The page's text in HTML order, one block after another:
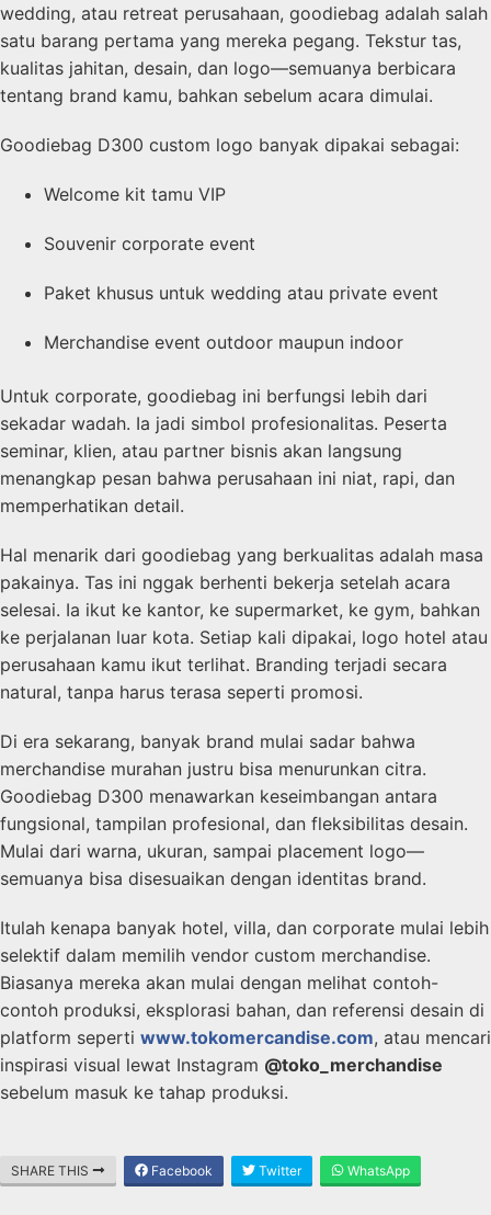
wedding, atau retreat perusahaan, goodiebag adalah salah
satu barang pertama yang mereka pegang. Tekstur tas,
kualitas jahitan, desain, dan logo—semuanya berbicara
tentang brand kamu, bahkan sebelum acara dimulai.
Goodiebag D300 custom logo banyak dipakai sebagai:
Welcome kit tamu VIP
Souvenir corporate event
Paket khusus untuk wedding atau private event
Merchandise event outdoor maupun indoor
Untuk corporate, goodiebag ini berfungsi lebih dari
sekadar wadah. Ia jadi simbol profesionalitas. Peserta
seminar, klien, atau partner bisnis akan langsung
menangkap pesan bahwa perusahaan ini niat, rapi, dan
memperhatikan detail.
Hal menarik dari goodiebag yang berkualitas adalah masa
pakainya. Tas ini nggak berhenti bekerja setelah acara
selesai. Ia ikut ke kantor, ke supermarket, ke gym, bahkan
ke perjalanan luar kota. Setiap kali dipakai, logo hotel atau
perusahaan kamu ikut terlihat. Branding terjadi secara
natural, tanpa harus terasa seperti promosi.
Di era sekarang, banyak brand mulai sadar bahwa
merchandise murahan justru bisa menurunkan citra.
Goodiebag D300 menawarkan keseimbangan antara
fungsional, tampilan profesional, dan fleksibilitas desain.
Mulai dari warna, ukuran, sampai placement logo—
semuanya bisa disesuaikan dengan identitas brand.
Itulah kenapa banyak hotel, villa, dan corporate mulai lebih
selektif dalam memilih vendor custom merchandise.
Biasanya mereka akan mulai dengan melihat contoh-
contoh produksi, eksplorasi bahan, dan referensi desain di
platform seperti www.tokomercandise.com, atau mencari
inspirasi visual lewat Instagram @toko_merchandise
sebelum masuk ke tahap produksi.
SHARE THIS Facebook Twitter WhatsApp